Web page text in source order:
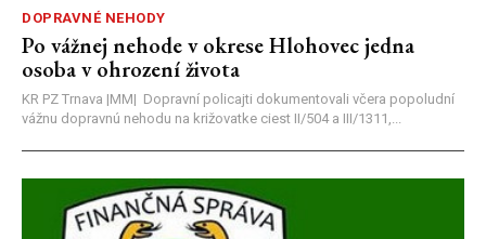
DOPRAVNÉ NEHODY
Po vážnej nehode v okrese Hlohovec jedna
osoba v ohrození života
KR PZ Trnava |MM| Dopravní policajti dokumentovali včera popoludní
vážnu dopravnú nehodu na križovatke ciest II/504 a III/1311,...